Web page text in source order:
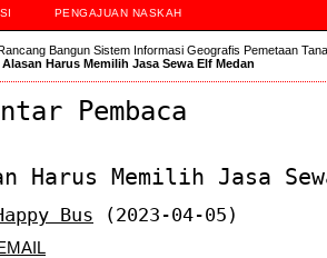
PENGAJUAN NASKAH
Bangun Sistem Informasi Geografis Pemetaan
Alasan Harus Memilih Jasa Sewa Elf Medan
Pembaca
Harus Memilih Jasa
Bus (2023-04-05)